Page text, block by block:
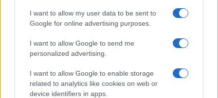
I want to allow my user data to be sent to
Google for online advertising purposes.
I want to allow Google to send me
personalized advertising.
I want to allow Google to enable storage
related to analytics like cookies on web or
device identifiers in apps.
Frasi film più lette
Incipit dei film
Film più cercati
Frasi sul cinema
SERVIZI
Mappa del sito